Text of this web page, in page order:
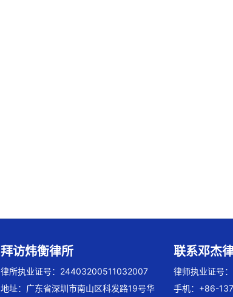
拜访炜衡律所
律所执业证号：24403200511032007
地址：广东省深圳市南山区科发路19号华
联系邓杰
律师执业证号
手机：+86-